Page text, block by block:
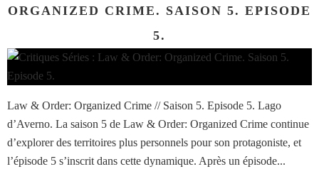
ORGANIZED CRIME. SAISON 5. EPISODE
5.
Law & Order: Organized Crime // Saison 5. Episode 5. Lago
d’Averno. La saison 5 de Law & Order: Organized Crime continue
d’explorer des territoires plus personnels pour son protagoniste, et
l’épisode 5 s’inscrit dans cette dynamique. Après un épisode...